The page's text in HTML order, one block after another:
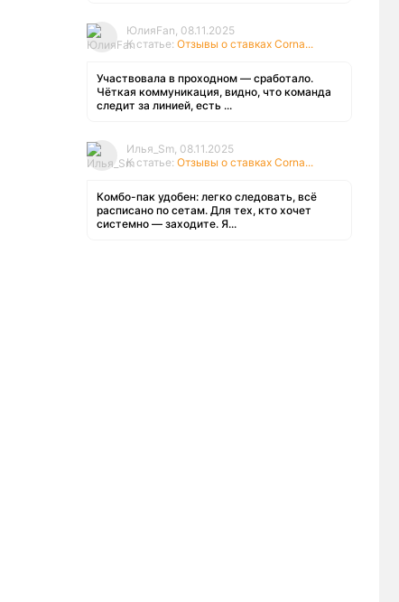
ЮлияFan, 08.11.2025
К статье: Отзывы о ставках Corna...
Участвовала в проходном — сработало.
Чёткая коммуникация, видно, что команда
следит за линией, есть ...
Илья_Sm, 08.11.2025
К статье: Отзывы о ставках Corna...
Комбо-пак удобен: легко следовать, всё
расписано по сетам. Для тех, кто хочет
системно — заходите. Я...